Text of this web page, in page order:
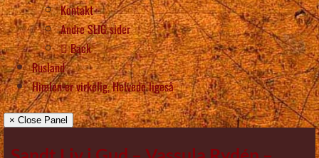
Kontakt
Andre SLIG sider
Back
Rusland
Himlen er virkelig, Helvede ligeså
× Close Panel